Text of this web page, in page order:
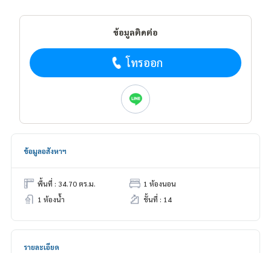
ข้อมูลติดต่อ
โทรออก
ข้อมูลอสังหาฯ
พื้นที่ : 34.70 ตร.ม.
1 ห้องนอน
1 ห้องน้ำ
ชั้นที่ : 14
รายละเอียด